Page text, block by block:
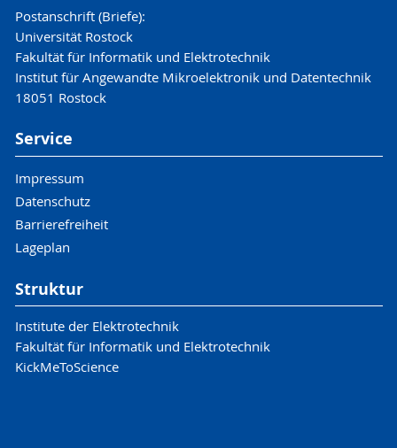
Postanschrift (Briefe):
Universität Rostock
Fakultät für Informatik und Elektrotechnik
Institut für Angewandte Mikroelektronik und Datentechnik
18051 Rostock
Service
Impressum
Datenschutz
Barrierefreiheit
Lageplan
Struktur
Institute der Elektrotechnik
Fakultät für Informatik und Elektrotechnik
KickMeToScience